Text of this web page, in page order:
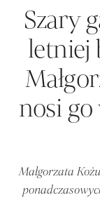
Szary
letniej
nosi
Małgorzata